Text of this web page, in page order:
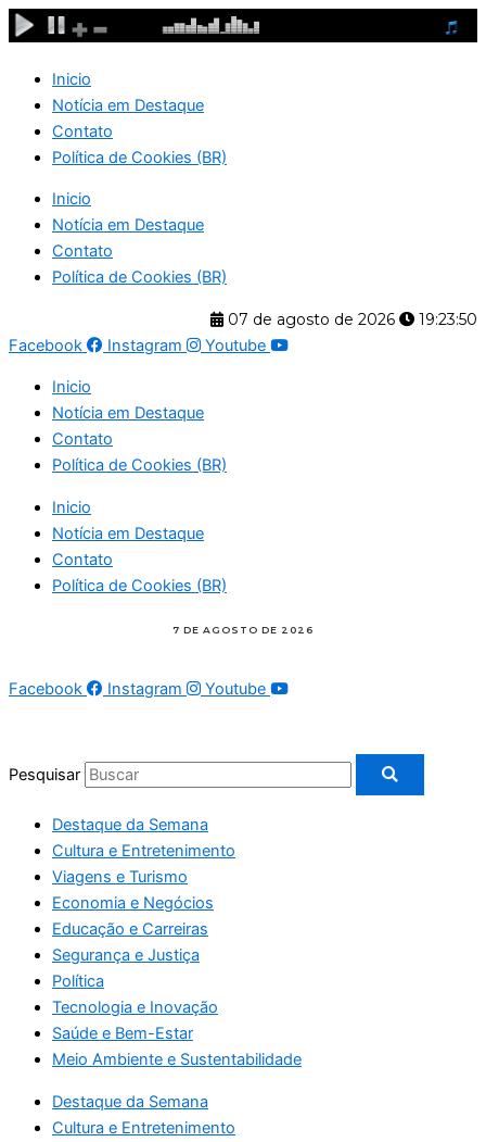
Ir
para
conteúdo
Inicio
Notícia em Destaque
Contato
Política de Cookies (BR)
Inicio
Notícia em Destaque
Contato
Política de Cookies (BR)
07 de agosto de 2026
19:23:51
Facebook
Instagram Youtube
Inicio
Notícia em Destaque
Contato
Política de Cookies (BR)
Inicio
Notícia em Destaque
Contato
Política de Cookies (BR)
Facebook Instagram Youtube
Pesquisar
Destaque da Semana
Cultura e Entretenimento
Viagens e Turismo
Economia e Negócios
Educação e Carreiras
Segurança e Justiça
Política
Tecnologia e Inovação
Saúde e Bem-Estar
Meio Ambiente e Sustentabilidade
Destaque da Semana
Cultura e Entretenimento